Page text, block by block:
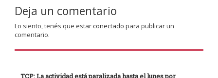
Deja un comentario
Lo siento, tenés que estarconectado para publicar un
comentario.
TCP: La actividad está paralizada hasta el lunes por